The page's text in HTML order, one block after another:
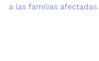
a las familias afectadas.